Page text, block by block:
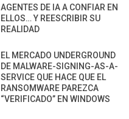
AGENTES DE IA A CONFIAR EN
ELLOS… Y REESCRIBIR SU
REALIDAD
EL MERCADO UNDERGROUND
DE MALWARE-SIGNING-AS-A-
SERVICE QUE HACE QUE EL
RANSOMWARE PAREZCA
“VERIFICADO” EN WINDOWS